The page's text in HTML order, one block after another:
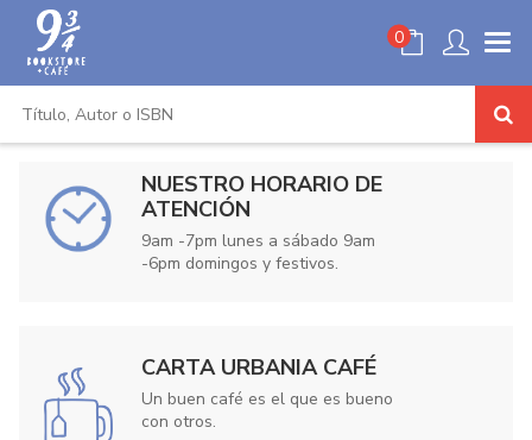
0
NUESTRO HORARIO DE
ATENCIÓN
9am -7pm lunes a sábado 9am
-6pm domingos y festivos.
CARTA URBANIA CAFÉ
Un buen café es el que es bueno
con otros.